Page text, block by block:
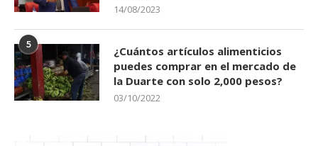
14/08/2023
5
¿Cuántos artículos alimenticios
puedes comprar en el mercado de
la Duarte con solo 2,000 pesos?
03/10/2022